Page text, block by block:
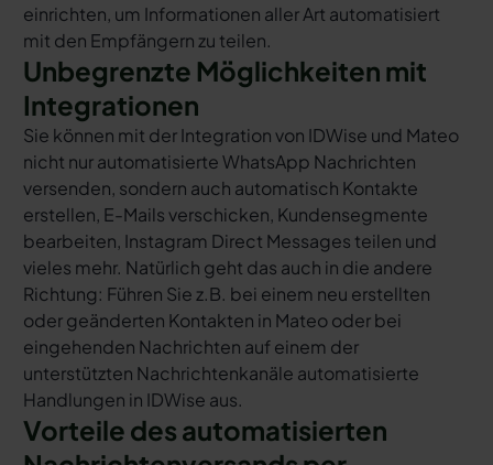
einrichten, um Informationen aller Art automatisiert
mit den Empfängern zu teilen.
Unbegrenzte Möglichkeiten mit
Integrationen
Sie können mit der Integration von IDWise und Mateo
nicht nur automatisierte WhatsApp Nachrichten
versenden, sondern auch automatisch Kontakte
erstellen, E-Mails verschicken, Kundensegmente
bearbeiten, Instagram Direct Messages teilen und
vieles mehr. Natürlich geht das auch in die andere
Richtung: Führen Sie z.B. bei einem neu erstellten
oder geänderten Kontakten in Mateo oder bei
eingehenden Nachrichten auf einem der
unterstützten Nachrichtenkanäle automatisierte
Handlungen in IDWise aus.
Vorteile des automatisierten